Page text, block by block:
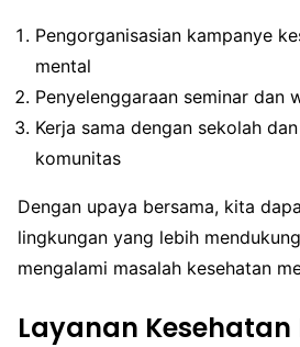
Pengorganisasian kampanye
mental
Penyelenggaraan seminar dan
Kerja sama dengan sekolah
komunitas
Dengan upaya bersama, kita
lingkungan yang lebih
mengalami masalah kesehatan
Layanan Kesehatan